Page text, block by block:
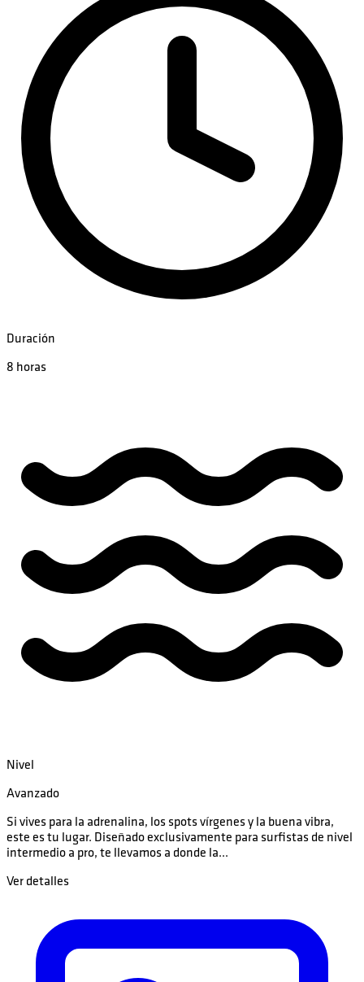
Duración
8 horas
Nivel
Avanzado
Si vives para la adrenalina, los spots vírgenes y la buena vibra,
este es tu lugar. Diseñado exclusivamente para surfistas de nivel
intermedio a pro, te llevamos a donde la...
Ver detalles